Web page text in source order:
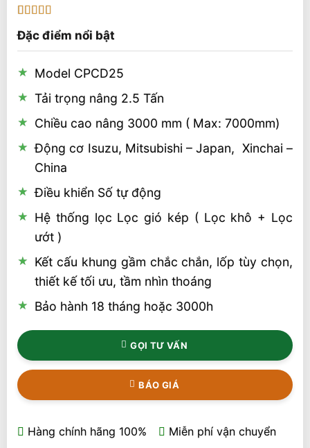
trên 5 dựa
trênđánh
giá
Đặc điểm nổi bật
Model CPCD25
Tải trọng nâng 2.5 Tấn
Chiều cao nâng 3000 mm ( Max: 7000mm)
Động cơ Isuzu, Mitsubishi – Japan, Xinchai –
China
Điều khiển Số tự động
Hệ thống lọc Lọc gió kép ( Lọc khô + Lọc
ướt )
Kết cấu khung gầm chắc chắn, lốp tùy chọn,
thiết kế tối ưu, tầm nhìn thoáng
Bảo hành 18 tháng hoặc 3000h
GỌI TƯ VẤN
BÁO GIÁ
Hàng chính hãng 100%
Miễn phí vận chuyển